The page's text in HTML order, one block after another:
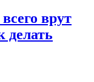
врут
делать